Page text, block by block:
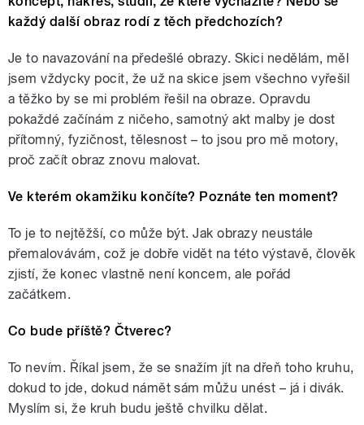
každý další obraz rodí z těch předchozích?
Je to navazování na předešlé obrazy. Skici nedělám, měl
jsem vždycky pocit, že už na skice jsem všechno vyřešil
a těžko by se mi problém řešil na obraze. Opravdu
pokaždé začínám z ničeho, samotný akt malby je dost
přítomný, fyzičnost, tělesnost – to jsou pro mě motory,
proč začít obraz znovu malovat.
Ve kterém okamžiku končíte? Poznáte ten moment?
To je to nejtěžší, co může být. Jak obrazy neustále
přemalovávám, což je dobře vidět na této výstavě, člověk
zjistí, že konec vlastně není koncem, ale pořád
začátkem.
Co bude příště? Čtverec?
To nevím. Říkal jsem, že se snažím jít na dřeň toho kruhu,
dokud to jde, dokud námět sám můžu unést – já i divák.
Myslím si, že kruh budu ještě chvilku dělat.